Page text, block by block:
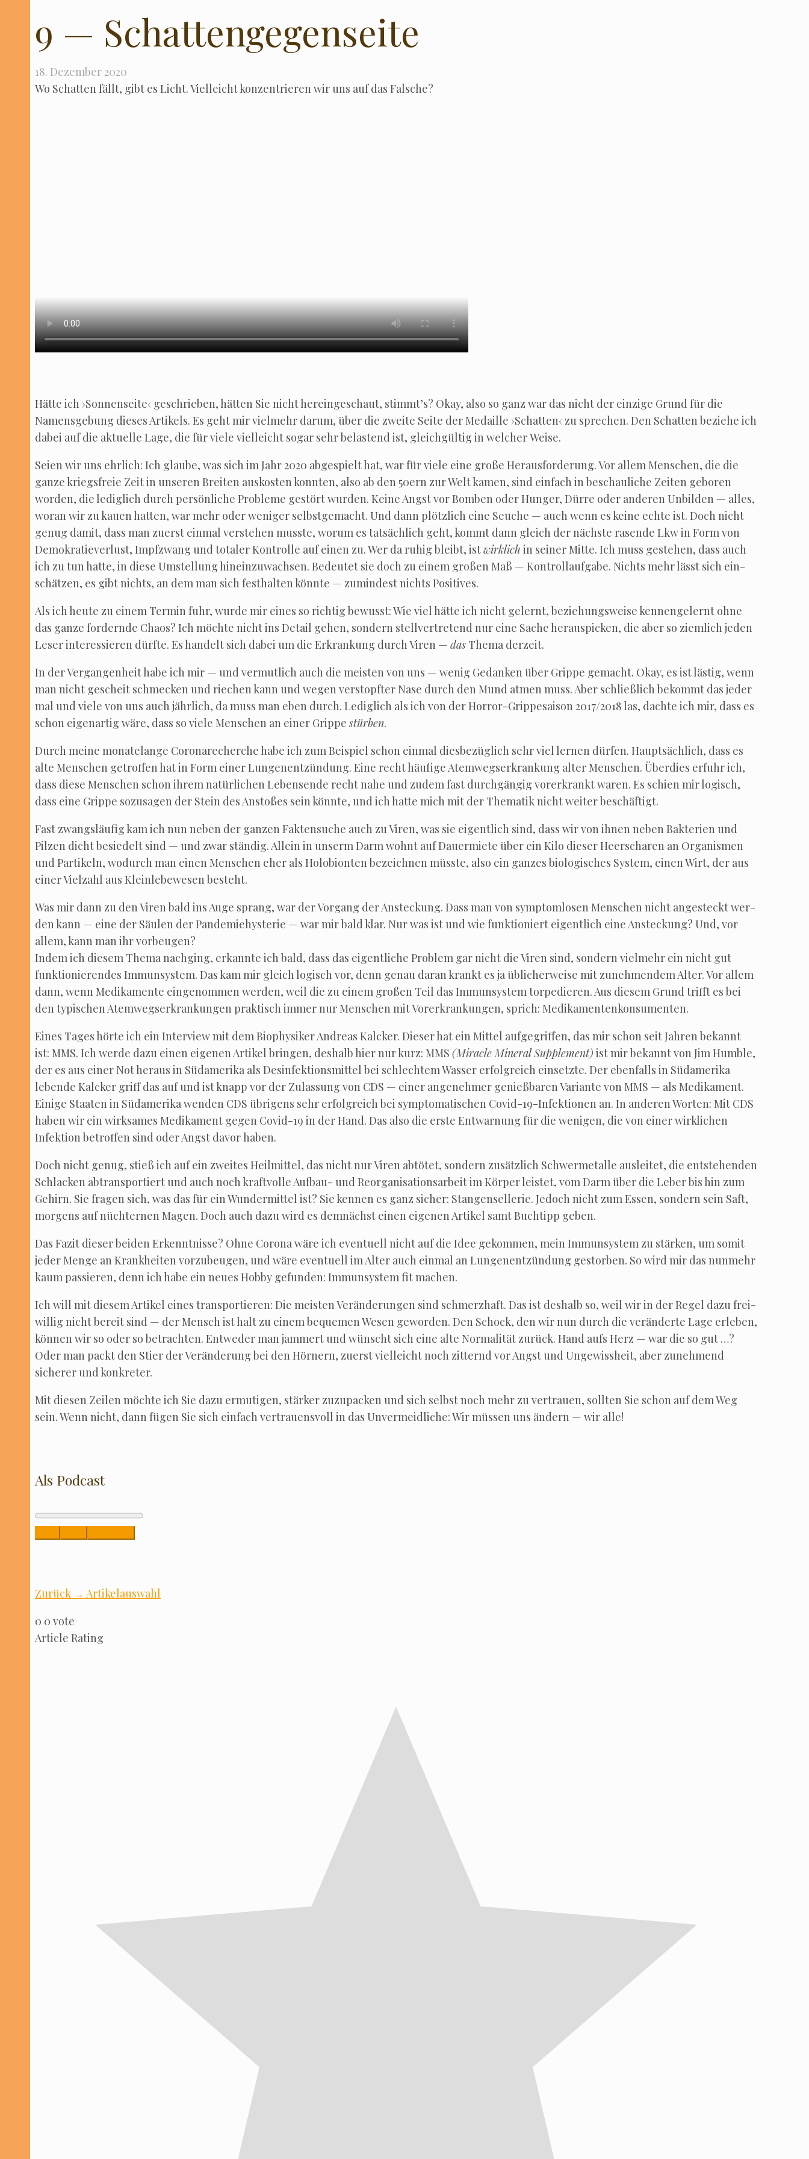
9 — Schattengegenseite
18. Dezember 2020
Wo Schat­ten fällt, gibt es Licht. Viel­leicht kon­zen­trie­ren wir uns auf das Falsche?
Hät­te ich ›Son­nen­sei­te‹ geschrie­ben, hät­ten Sie nicht her­ein­ge­schaut, stimmt’s? Okay, also so ganz war das nicht der ein­zi­ge Grund für die
Namens­ge­bung die­ses Arti­kels. Es geht mir viel­mehr dar­um, über die zwei­te Sei­te der Medail­le ›Schat­ten‹ zu spre­chen. Den Schat­ten bezie­he ich
dabei auf die aktu­el­le Lage, die für vie­le viel­leicht sogar sehr belas­tend ist, gleich­gül­tig in wel­cher Weise.
Sei­en wir uns ehr­lich: Ich glau­be, was sich im Jahr 2020 abge­spielt hat, war für vie­le eine gro­ße Her­aus­for­de­rung. Vor allem Men­schen, die die
gan­ze kriegs­freie Zeit in unse­ren Brei­ten aus­kos­ten konn­ten, also ab den 50ern zur Welt kamen, sind ein­fach in beschau­li­che Zei­ten gebo­ren
wor­den, die ledig­lich durch per­sön­li­che Pro­ble­me gestört wur­den. Kei­ne Angst vor Bom­ben oder Hun­ger, Dür­re oder ande­ren Unbil­den — alles,
wor­an wir zu kau­en hat­ten, war mehr oder weni­ger selbst­ge­macht. Und dann plötz­lich eine Seu­che — auch wenn es kei­ne ech­te ist. Doch nicht
genug damit, dass man zuerst ein­mal ver­ste­hen muss­te, wor­um es tat­säch­lich geht, kommt dann gleich der nächs­te rasen­de Lkw in Form von
Demo­kra­tie­ver­lust, Impf­zwang und tota­ler Kon­trol­le auf einen zu. Wer da ruhig bleibt, istwirk­lich in sei­ner Mit­te. Ich muss geste­hen, dass auch
ich zu tun hat­te, in die­se Umstel­lung hin­ein­zu­wach­sen. Bedeu­tet sie doch zu einem gro­ßen Maß — Kon­troll­auf­ga­be. Nichts mehr lässt sich ein­
schät­zen, es gibt nichts, an dem man sich fest­hal­ten könn­te — zumin­dest nichts Positives.
Als ich heu­te zu einem Ter­min fuhr, wur­de mir eines so rich­tig bewusst: Wie viel hät­te ich nicht gelernt, bezie­hungs­wei­se ken­nen­ge­lernt ohne
das gan­ze for­dern­de Cha­os? Ich möch­te nicht ins Detail gehen, son­dern stell­ver­tre­tend nur eine Sache her­aus­pi­cken, die aber so ziem­lich jeden
Leser inter­es­sie­ren dürf­te. Es han­delt sich dabei um die Erkran­kung durch Viren — das The­ma derzeit.
In der Ver­gan­gen­heit habe ich mir — und ver­mut­lich auch die meis­ten von uns — wenig Gedan­ken über Grip­pe gemacht. Okay, es ist läs­tig, wenn
man nicht gescheit schme­cken und rie­chen kann und wegen ver­stopf­ter Nase durch den Mund atmen muss. Aber schließ­lich bekommt das jeder
mal und vie­le von uns auch jähr­lich, da muss man eben durch. Ledig­lich als ich von der Hor­ror-Grip­pe­sai­son 2017/2018 las, dach­te ich mir, dass es
schon eigen­ar­tig wäre, dass so vie­le Men­schen an einer Grip­pestür­ben.
Durch mei­ne mona­te­lan­ge Coro­na­re­cher­che habe ich zum Bei­spiel schon ein­mal dies­be­züg­lich sehr viel ler­nen dür­fen. Haupt­säch­lich, dass es
alte Men­schen getrof­fen hat in Form einer Lun­gen­ent­zün­dung. Eine recht häu­fi­ge Atem­wegs­er­kran­kung alter Men­schen. Über­dies erfuhr ich,
dass die­se Men­schen schon ihrem natür­li­chen Lebens­en­de recht nahe und zudem fast durch­gän­gig vor­er­krankt waren. Es schien mir logisch,
dass eine Grip­pe sozu­sa­gen der Stein des Ansto­ßes sein könn­te, und ich hat­te mich mit der The­ma­tik nicht wei­ter beschäftigt.
Fast zwangs­läu­fig kam ich nun neben der gan­zen Fak­ten­su­che auch zu Viren, was sie eigent­lich sind, dass wir von ihnen neben Bak­te­ri­en und
Pil­zen dicht besie­delt sind — und zwar stän­dig. Allein in unserm Darm wohnt auf Dau­er­mie­te über ein Kilo die­ser Heer­scha­ren an Orga­nis­men
und Par­ti­keln, wodurch man einen Men­schen eher als Holo­bio­n­ten bezeich­nen müss­te, also ein gan­zes bio­lo­gi­sches Sys­tem, einen Wirt, der aus
einer Viel­zahl aus Klein­le­be­we­sen besteht.
Was mir dann zu den Viren bald ins Auge sprang, war der Vor­gang der Anste­ckung. Dass man von sym­ptom­lo­sen Men­schen nicht ange­steckt wer­
den kann — eine der Säu­len der Pan­de­mie­hys­te­rie — war mir bald klar. Nur was ist und wie funk­tio­niert eigent­lich eine Anste­ckung? Und, vor
allem, kann man ihr vorbeugen?
Indem ich die­sem The­ma nach­ging, erkann­te ich bald, dass das eigent­li­che Pro­blem gar nicht die Viren sind, son­dern viel­mehr ein nicht gut
funk­tio­nie­ren­des Immun­sys­tem. Das kam mir gleich logisch vor, denn genau dar­an krankt es ja übli­cher­wei­se mit zuneh­men­dem Alter. Vor allem
dann, wenn Medi­ka­men­te ein­ge­nom­men wer­den, weil die zu einem gro­ßen Teil das Immun­sys­tem tor­pe­die­ren. Aus die­sem Grund trifft es bei
den typi­schen Atem­wegs­er­kran­kun­gen prak­tisch immer nur Men­schen mit Vor­er­kran­kun­gen, sprich: Medikamentenkonsumenten.
Eines Tages hör­te ich ein Inter­view mit dem Bio­phy­si­ker Andre­as Kalcker. Die­ser hat ein Mit­tel auf­ge­grif­fen, das mir schon seit Jah­ren bekannt
ist: MMS. Ich wer­de dazu einen eige­nen Arti­kel brin­gen, des­halb hier nur kurz: MMS (Mira­cle Mine­ral Sup­ple­ment) ist mir bekannt von Jim Hum­ble,
der es aus einer Not her­aus in Süd­ame­ri­ka als Des­in­fek­ti­ons­mit­tel bei schlech­tem Was­ser erfolg­reich ein­setz­te. Der eben­falls in Süd­ame­ri­ka
leben­de Kalcker griff das auf und ist knapp vor der Zulas­sung von CDS — einer ange­neh­mer genieß­ba­ren Vari­an­te von MMS — als Medi­ka­ment.
Eini­ge Staa­ten in Süd­ame­ri­ka wen­den CDS übri­gens sehr erfolg­reich bei sym­pto­ma­ti­schen Covid-19-Infek­tio­nen an. In ande­ren Wor­ten: Mit CDS
haben wir ein wirk­sa­mes Medi­ka­ment gegen Covid-19 in der Hand. Das also die ers­te Ent­war­nung für die weni­gen, die von einer wirk­li­chen
Infek­ti­on betrof­fen sind oder Angst davor haben.
Doch nicht genug, stieß ich auf ein zwei­tes Heil­mit­tel, das nicht nur Viren abtö­tet, son­dern zusätz­lich Schwer­me­tal­le aus­lei­tet, die ent­ste­hen­den
Schla­cken abtrans­por­tiert und auch noch kraft­vol­le Auf­bau- und Reor­ga­ni­sa­ti­ons­ar­beit im Kör­per leis­tet, vom Darm über die Leber bis hin zum
Gehirn. Sie fra­gen sich, was das für ein Wun­der­mit­tel ist? Sie ken­nen es ganz sicher: Stan­gen­sel­le­rie. Jedoch nicht zum Essen, son­dern sein Saft,
mor­gens auf nüch­ter­nen Magen. Doch auch dazu wird es dem­nächst einen eige­nen Arti­kel samt Buch­tipp geben.
Das Fazit die­ser bei­den Erkennt­nis­se? Ohne Coro­na wäre ich even­tu­ell nicht auf die Idee gekom­men, mein Immun­sys­tem zu stär­ken, um somit
jeder Men­ge an Krank­hei­ten vor­zu­beu­gen, und wäre even­tu­ell im Alter auch ein­mal an Lun­gen­ent­zün­dung gestor­ben. So wird mir das nun­mehr
kaum pas­sie­ren, denn ich habe ein neu­es Hob­by gefun­den: Immun­sys­tem fit machen.
Ich will mit die­sem Arti­kel eines trans­por­tie­ren: Die meis­ten Ver­än­de­run­gen sind schmerz­haft. Das ist des­halb so, weil wir in der Regel dazu frei­
wil­lig nicht bereit sind — der Mensch ist halt zu einem beque­men Wesen gewor­den. Den Schock, den wir nun durch die ver­än­der­te Lage erle­ben,
kön­nen wir so oder so betrach­ten. Ent­we­der man jam­mert und wünscht sich eine alte Nor­ma­li­tät zurück. Hand aufs Herz — war die so gut …?
Oder man packt den Stier der Ver­än­de­rung bei den Hör­nern, zuerst viel­leicht noch zit­ternd vor Angst und Unge­wiss­heit, aber zuneh­mend
siche­rer und konkreter.
Mit die­sen Zei­len möch­te ich Sie dazu ermu­ti­gen, stär­ker zuzu­pa­cken und sich selbst noch mehr zu ver­trau­en, soll­ten Sie schon auf dem Weg
sein. Wenn nicht, dann fügen Sie sich ein­fach ver­trau­ens­voll in das Unver­meid­li­che: Wir müs­sen uns ändern — wir alle!
Als Podcast
Zurück → Artikelauswahl
0 0 vote
Arti­cle Rating